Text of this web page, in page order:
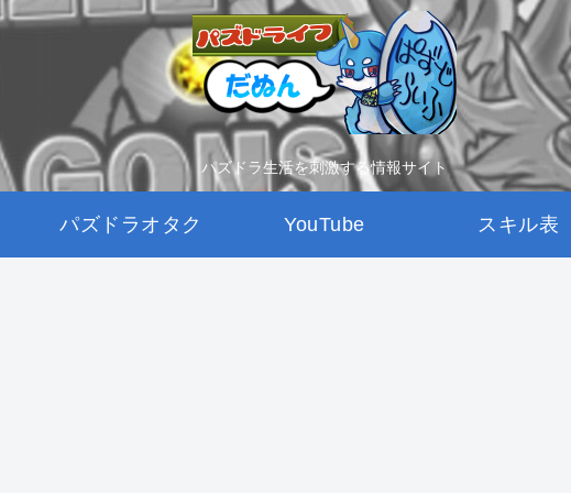
パズドラ生活を刺激する情報サイト
パズドラオタク YouTube スキル表